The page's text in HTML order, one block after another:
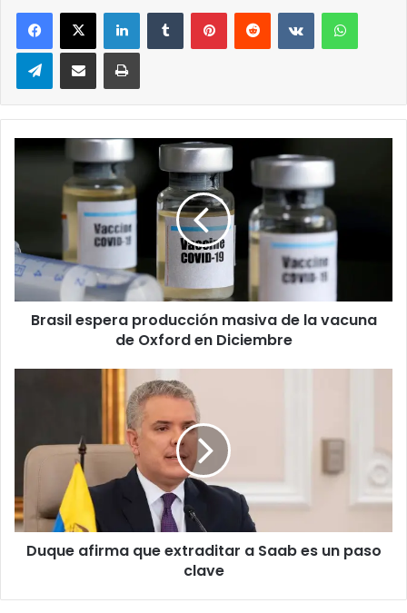
LinkedInTumblr PinterestReddit VKontakte
TelegramCompartir via correo electrónicoImpresión
producción
la
vacuna
de
Oxford
Brasil espera producción masiva de la vacuna
de Oxford en Diciembre
Saab
un
paso
clave
Duque afirma que extraditar a Saab es un paso
clave